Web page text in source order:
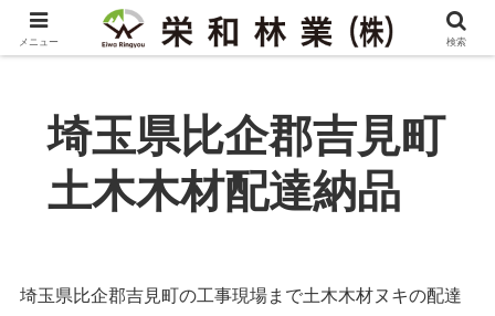
埼玉県比企郡吉見町
土木木材配達納品
埼玉県比企郡吉見町の工事現場まで土木木材ヌキの配達
メニュー 検索